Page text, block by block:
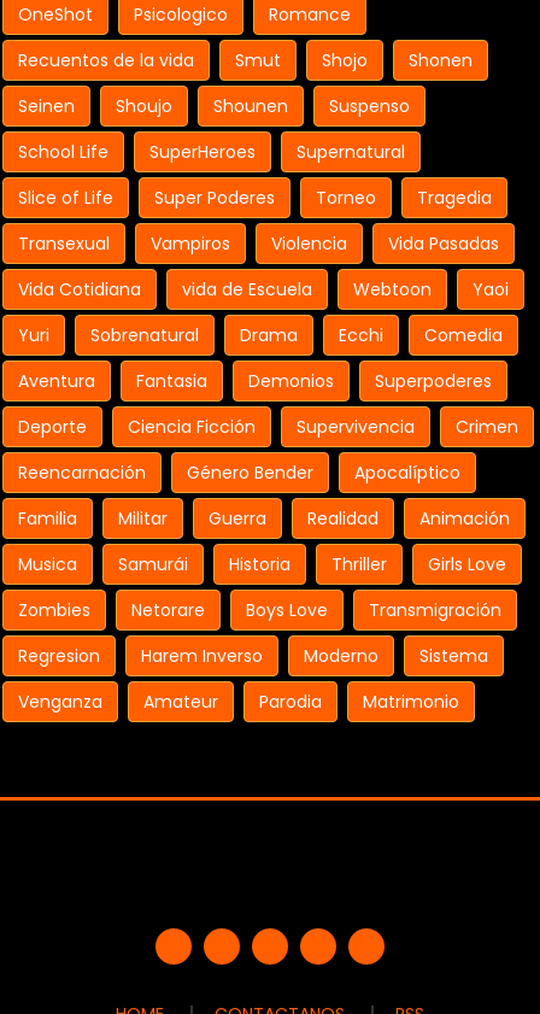
OneShot
Psicologico
Romance
Recuentos de la vida
Smut Shojo
Shonen
Seinen
Shoujo Shounen
Suspenso
School Life
SuperHeroes
Supernatural
Slice of Life
Super Poderes Torneo
Tragedia
Transexual
Vampiros Violencia
Vida Pasadas
Vida Cotidiana
vida de Escuela Webtoon
Yaoi
Yuri
Sobrenatural Drama Ecchi
Comedia
Aventura
Fantasia Demonios
Superpoderes
Deporte
Ciencia Ficción Supervivencia
Crimen
Reencarnación
Género Bender
Apocalíptico
Familia
Militar Guerra Realidad
Animación
Musica
Samurái Historia Thriller
Girls Love
Zombies
Netorare Boys Love
Transmigración
Regresion
Harem Inverso Moderno
Sistema
Venganza
Amateur Parodia Matrimonio